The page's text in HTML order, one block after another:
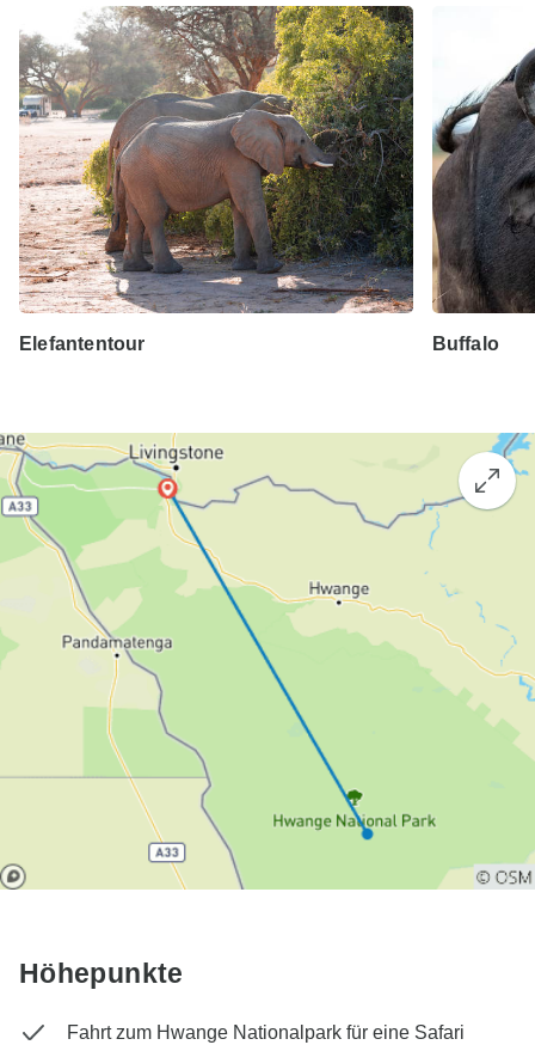
Elefantentour Buffalo
Höhepunkte
Fahrt zum Hwange Nationalpark für eine Safari